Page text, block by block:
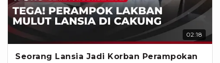
02:18
Seorang Lansia Jadi Korban Perampokan